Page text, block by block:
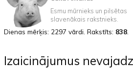
Esmu mūrnieks un pilsētas
slavenākais rakstnieks.
Dienas mērķis: 2297 vārdi . Rakstīts: 838
Izaicinājumus